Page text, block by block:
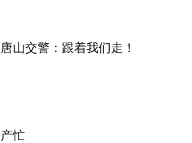
山交警：跟着我们走！
忙